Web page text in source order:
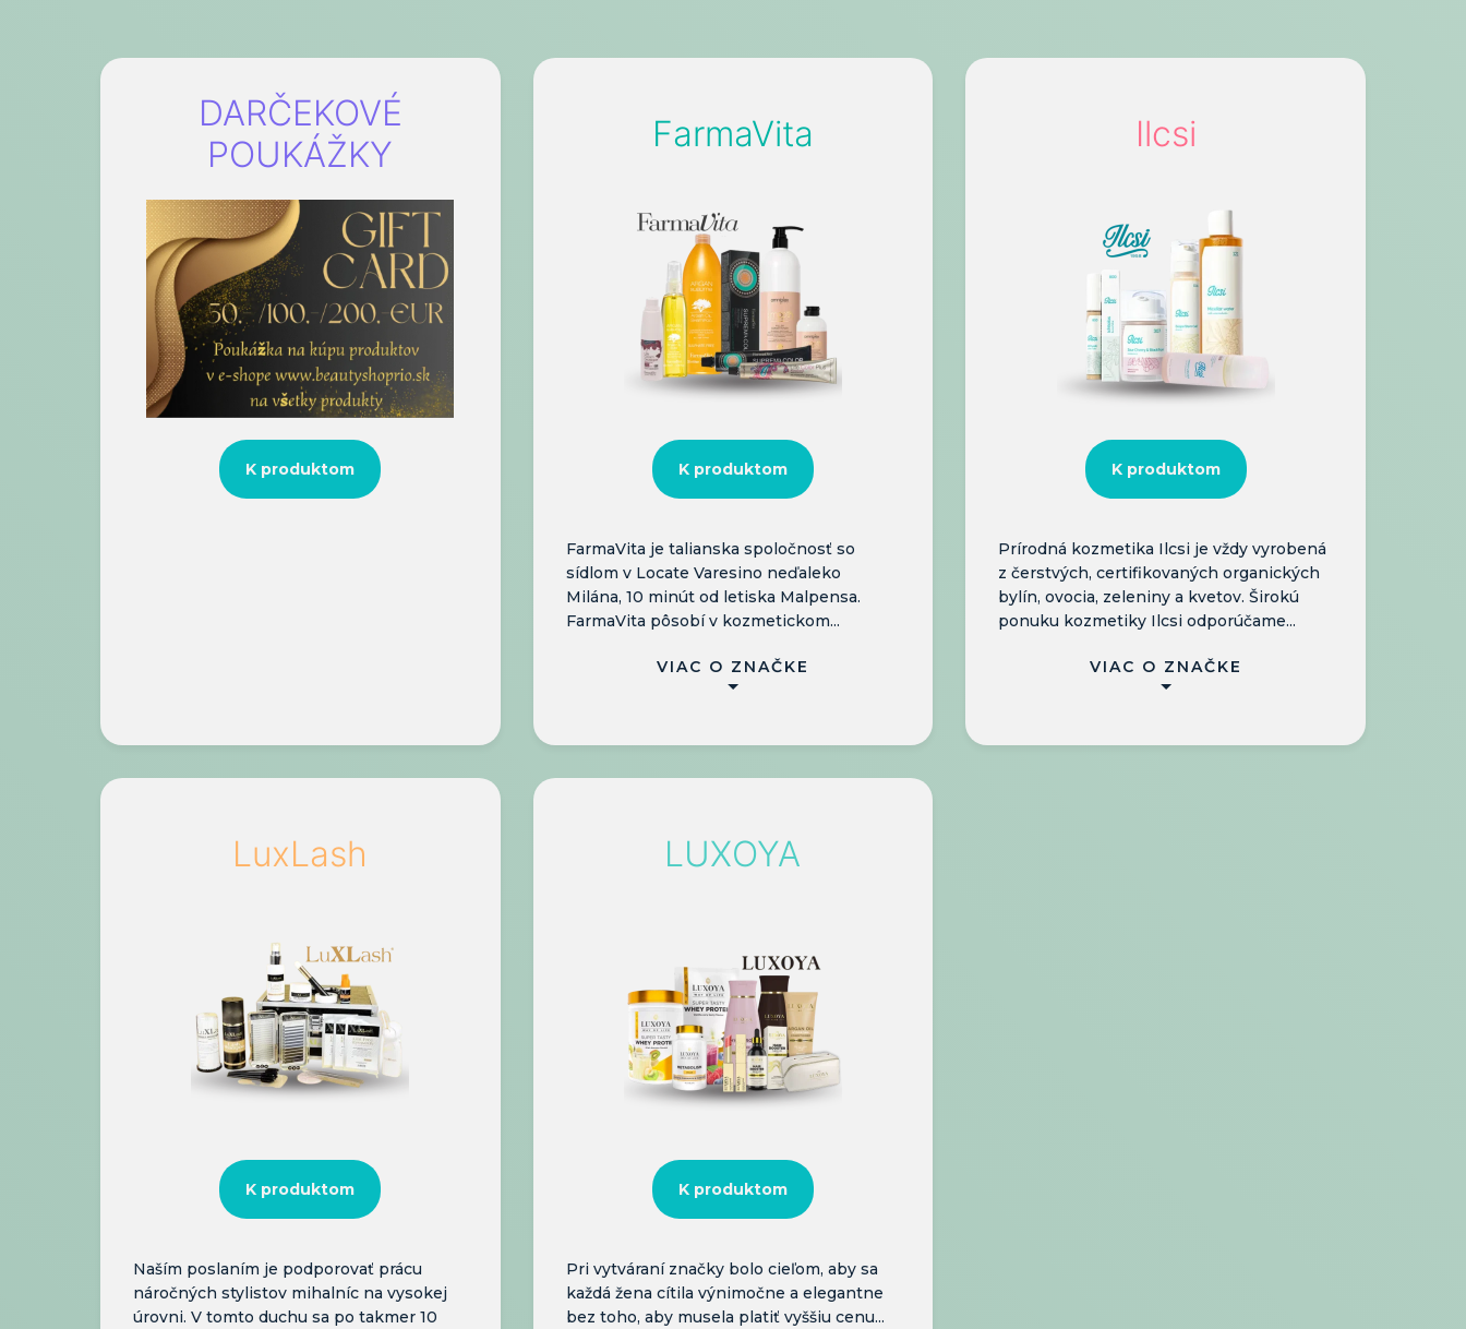
DARČEKOVÉ
POUKÁŽKY
K produktom
FarmaVita
K produktom
FarmaVita je talianska spoločnosť so
sídlom v Locate Varesino neďaleko
Milána, 10 minút od letiska Malpensa.
FarmaVita pôsobí v kozmetickom...
VIAC O ZNAČKE
Ilcsi
K produktom
Prírodná kozmetika Ilcsi je vždy vyrobená
z čerstvých, certifikovaných organických
bylín, ovocia, zeleniny a kvetov. Širokú
ponuku kozmetiky Ilcsi odporúčame...
VIAC O ZNAČKE
LuxLash
K produktom
Naším poslaním je podporovať prácu
náročných stylistov mihalníc na vysokej
úrovni. V tomto duchu sa po takmer 10
LUXOYA
K produktom
Pri vytváraní značky bolo cieľom, aby sa
každá žena cítila výnimočne a elegantne
bez toho, aby musela platiť vyššiu cenu...